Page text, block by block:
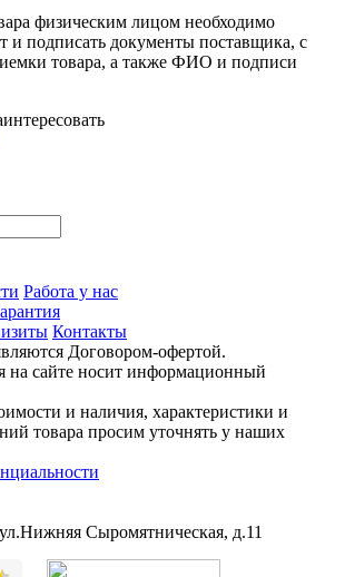
физическим лицом необходимо
и подписать документы поставщика, с
товара, а также ФИО и подписи
Работа у нас
Контакты
Договором-офертой.
сайте носит информационный
и наличия, характеристики и
товара просим уточнять у наших
Сыромятническая, д.11